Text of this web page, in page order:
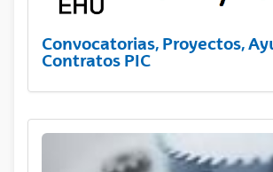
Convocatorias, Proyectos,
Contratos PIC